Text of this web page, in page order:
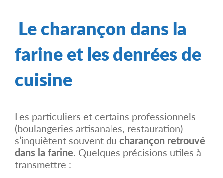
Le charançon dans la
farine et les denrées de
cuisine
Les particuliers et certains professionnels
(boulangeries artisanales, restauration)
s’inquiètent souvent du charançon retrouvé
dans la farine. Quelques précisions utiles à
transmettre :